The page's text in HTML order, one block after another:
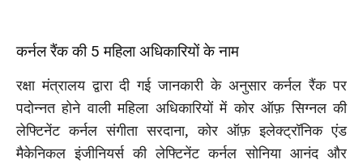
कर्नल रैंक की 5 महिला अधिकारियों के नाम
रक्षा मंत्रालय द्वारा दी गई जानकारी के अनुसार कर्नल रैंक पर
पदोन्नत होने वाली महिला अधिकारियों में कोर ऑफ़ सिग्नल की
लेफ्टिनेंट कर्नल संगीता सरदाना, कोर ऑफ़ इलेक्ट्रॉनिक एंड
मैकेनिकल इंजीनियर्स की लेफ्टिनेंट कर्नल सोनिया आनंद और